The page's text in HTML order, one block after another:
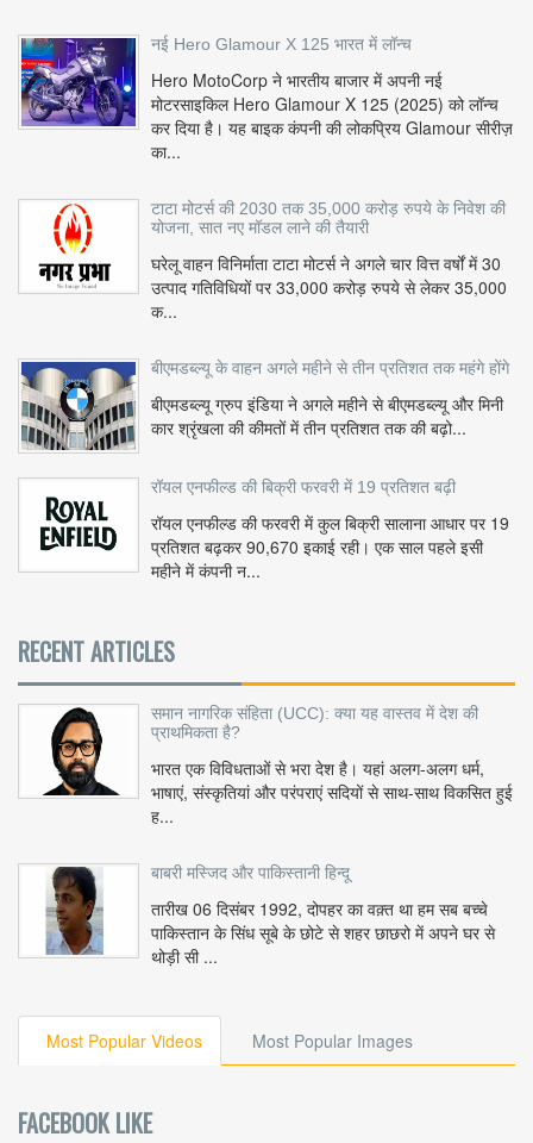
नई Hero Glamour X 125 भारत में लॉन्च
Hero MotoCorp ने भारतीय बाजार में अपनी नई
मोटरसाइकिल Hero Glamour X 125 (2025) को लॉन्च
कर दिया है। यह बाइक कंपनी की लोकप्रिय Glamour सीरीज़
का...
टाटा मोटर्स की 2030 तक 35,000 करोड़ रुपये के निवेश की
योजना, सात नए मॉडल लाने की तैयारी
घरेलू वाहन विनिर्माता टाटा मोटर्स ने अगले चार वित्त वर्षों में 30
उत्पाद गतिविधियों पर 33,000 करोड़ रुपये से लेकर 35,000
क...
बीएमडब्ल्यू के वाहन अगले महीने से तीन प्रतिशत तक महंगे होंगे
बीएमडब्ल्यू ग्रुप इंडिया ने अगले महीने से बीएमडब्ल्यू और मिनी
कार श्रृंखला की कीमतों में तीन प्रतिशत तक की बढ़ो...
रॉयल एनफील्ड की बिक्री फरवरी में 19 प्रतिशत बढ़ी
रॉयल एनफील्ड की फरवरी में कुल बिक्री सालाना आधार पर 19
प्रतिशत बढ़कर 90,670 इकाई रही। एक साल पहले इसी
महीने में कंपनी न...
RECENT ARTICLES
समान नागरिक संहिता (UCC): क्या यह वास्तव में देश की
प्राथमिकता है?
भारत एक विविधताओं से भरा देश है। यहां अलग-अलग धर्म,
भाषाएं, संस्कृतियां और परंपराएं सदियों से साथ-साथ विकसित हुई
ह...
बाबरी मस्जिद और पाकिस्तानी हिन्दू
तारीख 06 दिसंबर 1992, दोपहर का वक़्त था हम सब बच्चे
पाकिस्तान के सिंध सूबे के छोटे से शहर छाछरो में अपने घर से
थोड़ी सी ...
Most Popular Videos Most Popular Images
FACEBOOK LIKE